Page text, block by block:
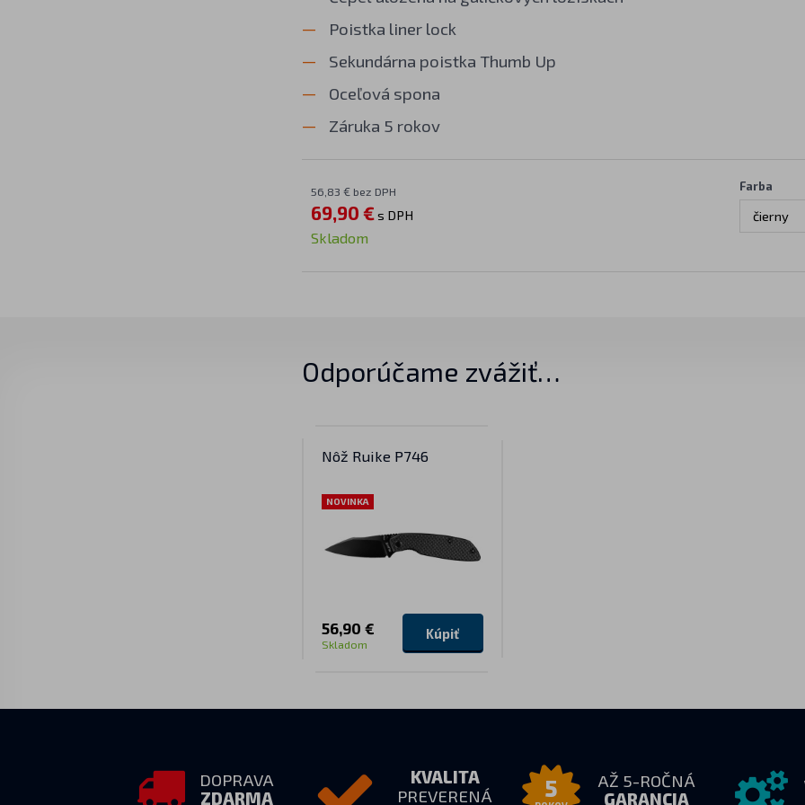
Poistka liner lock
Sekundárna poistka Thumb Up
Oceľová spona
Záruka 5 rokov
56,83 € bez DPH
69,90 €s DPH
Skladom
Farba
čierny
Odporúčame zvážiť…
Nôž Ruike P746
NOVINKA
56,90 €
Skladom
Kúpiť
DOPRAVA
ZDARMA
KVALITA
PREVERENÁ
5
AŽ 5-ROČNÁ
GARANCIA